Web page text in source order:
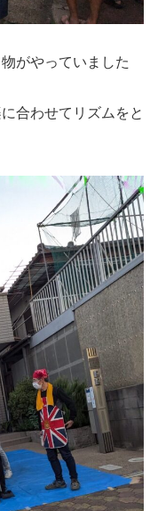
がやっていました
合わせてリズムをと